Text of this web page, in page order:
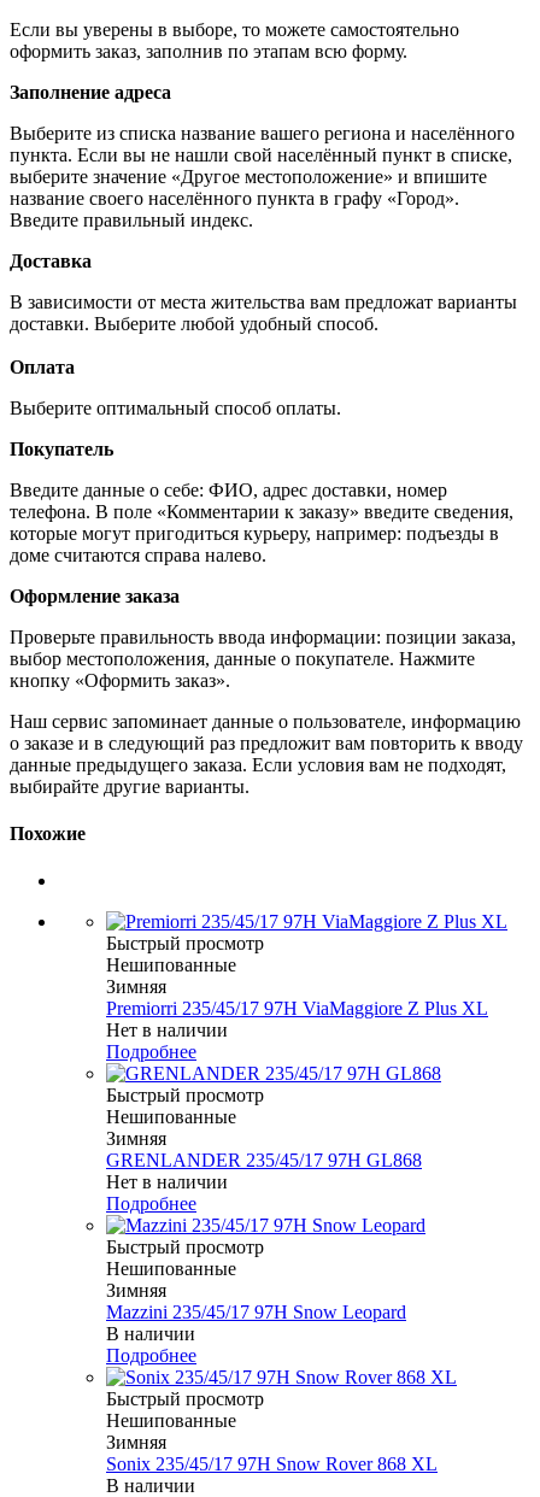
Если вы уверены в выборе, то можете самостоятельно
оформить заказ, заполнив по этапам всю форму.
Заполнение адреса
Выберите из списка название вашего региона и населённого
пункта. Если вы не нашли свой населённый пункт в списке,
выберите значение «Другое местоположение» и впишите
название своего населённого пункта в графу «Город».
Введите правильный индекс.
Доставка
В зависимости от места жительства вам предложат варианты
доставки. Выберите любой удобный способ.
Оплата
Выберите оптимальный способ оплаты.
Покупатель
Введите данные о себе: ФИО, адрес доставки, номер
телефона. В поле «Комментарии к заказу» введите сведения,
которые могут пригодиться курьеру, например: подъезды в
доме считаются справа налево.
Оформление заказа
Проверьте правильность ввода информации: позиции заказа,
выбор местоположения, данные о покупателе. Нажмите
кнопку «Оформить заказ».
Наш сервис запоминает данные о пользователе, информацию
о заказе и в следующий раз предложит вам повторить к вводу
данные предыдущего заказа. Если условия вам не подходят,
выбирайте другие варианты.
Похожие
Быстрый просмотр
Нешипованные
Зимняя
Premiorri 235/45/17 97H ViaMaggiore Z Plus XL
Нет в наличии
Подробнее
Быстрый просмотр
Нешипованные
Зимняя
GRENLANDER 235/45/17 97H GL868
Нет в наличии
Подробнее
Быстрый просмотр
Нешипованные
Зимняя
Mazzini 235/45/17 97H Snow Leopard
В наличии
Подробнее
Быстрый просмотр
Нешипованные
Зимняя
Sonix 235/45/17 97H Snow Rover 868 XL
В наличии